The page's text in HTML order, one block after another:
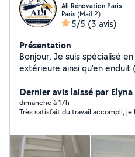
Ali Rénovation Paris
Paris (Mail 2)
5/5 (3 avis)
Présentation
Bonjour, Je suis spécialisé en peinture intérieure et
extérieure ainsi qu'en
Sérieux, ponctuel et à
m'engage à respecter les
impeccable. Intervention à Paris et en Île-de-France.
projet
Dernier avis laissé par
dimanche à 17h
Très satisfait du travail accompli,